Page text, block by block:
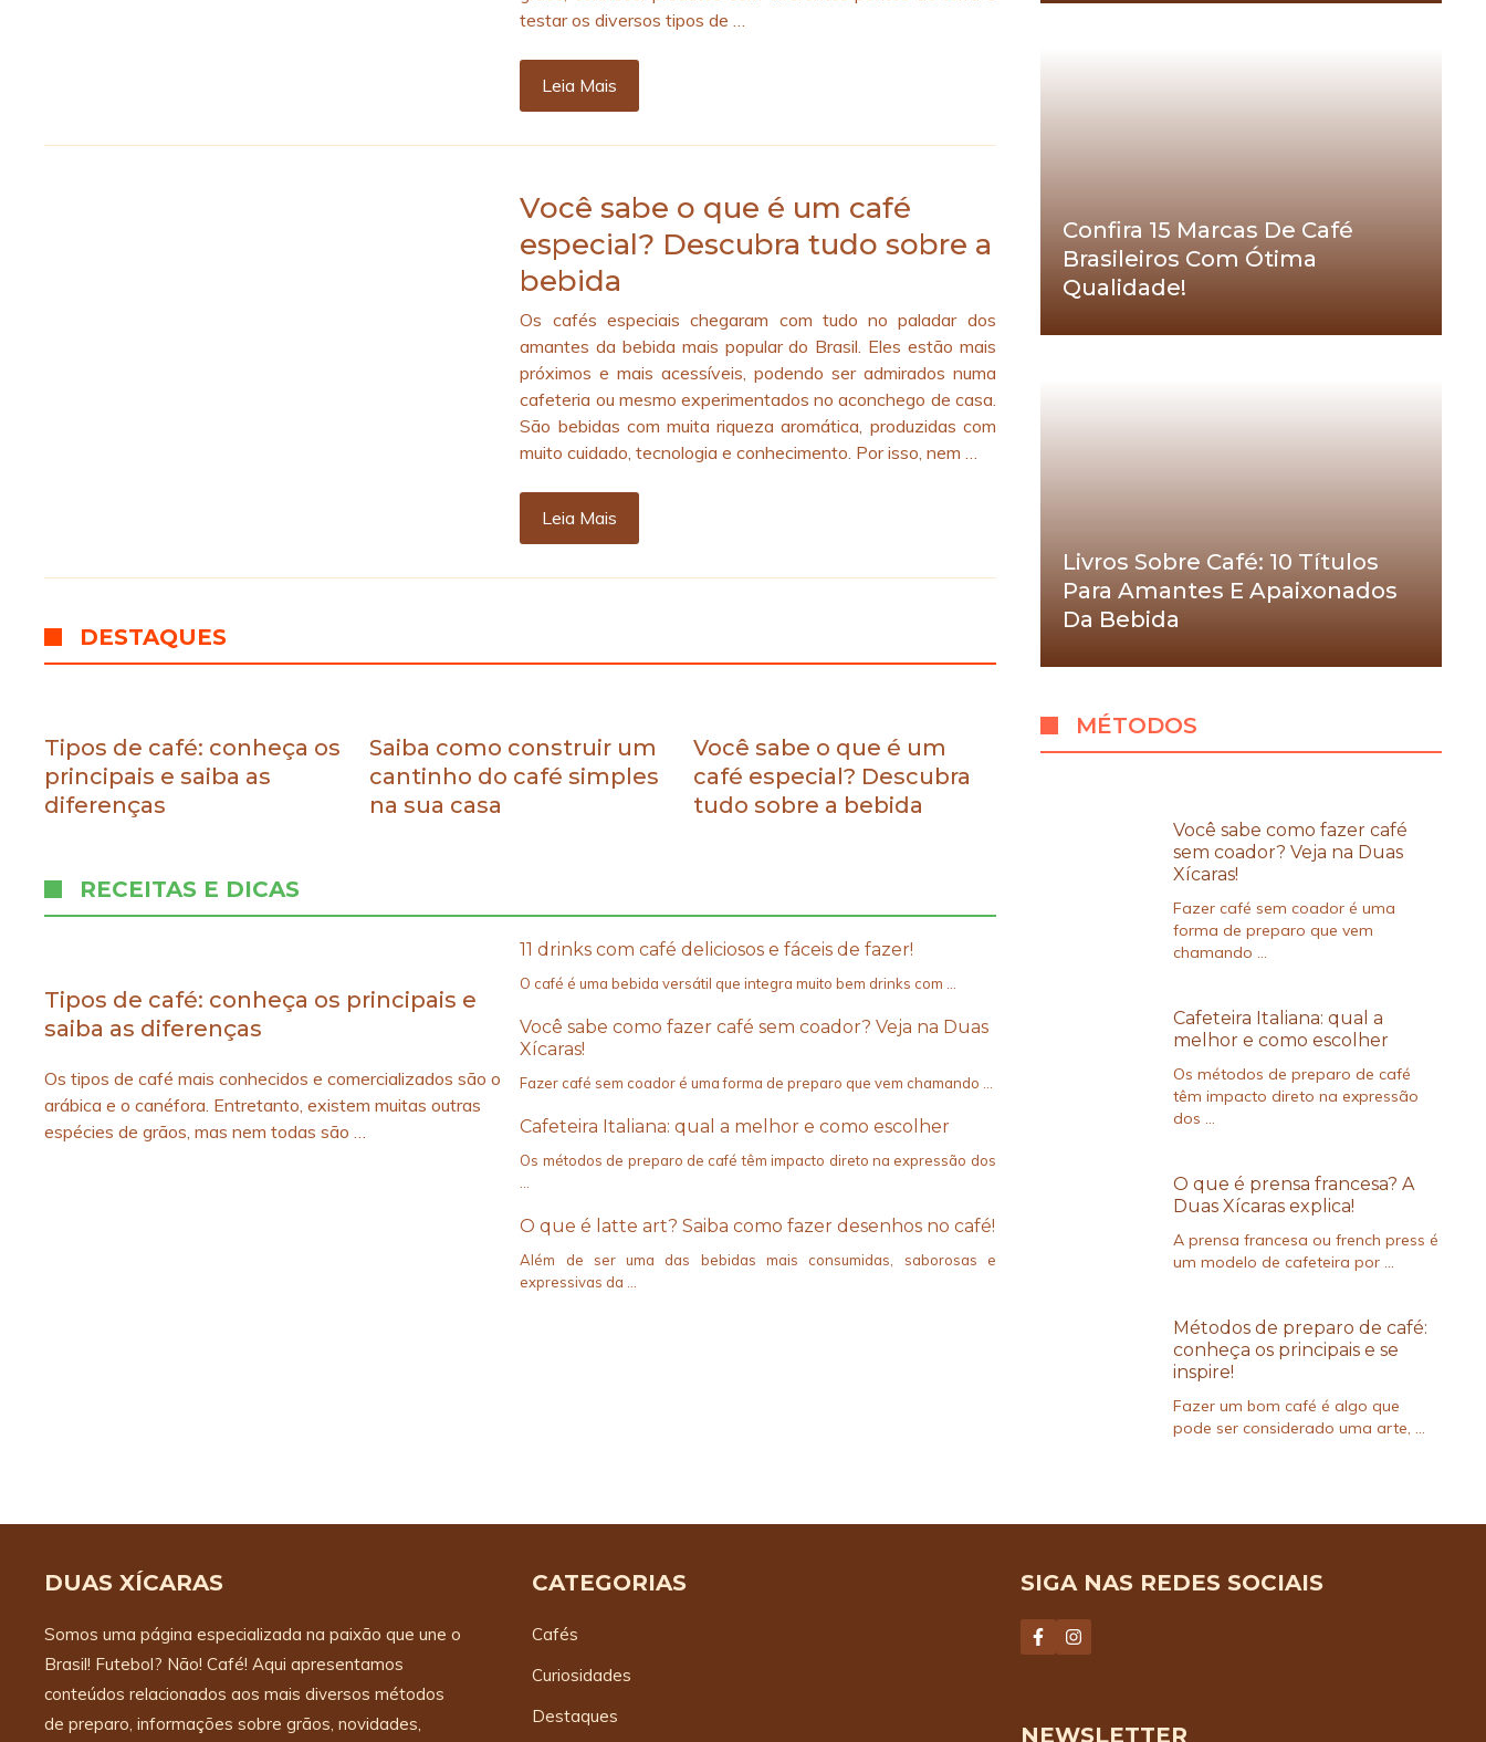
testar os diversos tipos de …
Leia Mais
Você sabe o que é um café
especial? Descubra tudo sobre a
bebida
Os cafés especiais chegaram com tudo no paladar dos
amantes da bebida mais popular do Brasil. Eles estão mais
próximos e mais acessíveis, podendo ser admirados numa
cafeteria ou mesmo experimentados no aconchego de casa.
São bebidas com muita riqueza aromática, produzidas com
muito cuidado, tecnologia e conhecimento. Por isso, nem …
Leia Mais
DESTAQUES
Tipos de café: conheça os
principais e saiba as
diferenças
Saiba como construir um
cantinho do café simples
na sua casa
Você sabe o que é um
café especial? Descubra
tudo sobre a bebida
RECEITAS E DICAS
Tipos de café: conheça os principais e
saiba as diferenças
Os tipos de café mais conhecidos e comercializados são o
arábica e o canéfora. Entretanto, existem muitas outras
espécies de grãos, mas nem todas são …
11 drinks com café deliciosos e fáceis de fazer!
O café é uma bebida versátil que integra muito bem drinks com …
Você sabe como fazer café sem coador? Veja na Duas
Xícaras!
Fazer café sem coador é uma forma de preparo que vem chamando …
Cafeteira Italiana: qual a melhor e como escolher
Os métodos de preparo de café têm impacto direto na expressão dos
O que é latte art? Saiba como fazer desenhos no café!
Além de ser uma das bebidas mais consumidas, saborosas e
expressivas da …
Confira 15 Marcas De Café
Brasileiros Com Ótima
Qualidade!
Livros Sobre Café: 10 Títulos
Para Amantes E Apaixonados
Da Bebida
MÉTODOS
Você sabe como fazer café
sem coador? Veja na Duas
Xícaras!
Fazer café sem coador é uma
forma de preparo que vem
chamando ...
Cafeteira Italiana: qual a
melhor e como escolher
Os métodos de preparo de café
têm impacto direto na expressão
dos ...
O que é prensa francesa? A
Duas Xícaras explica!
A prensa francesa ou french press é
um modelo de cafeteira por ...
Métodos de preparo de café:
conheça os principais e se
inspire!
Fazer um bom café é algo que
pode ser considerado uma arte, ...
DUAS XÍCARAS
Somos uma página especializada na paixão que une o
Brasil! Futebol? Não! Café! Aqui apresentamos
conteúdos relacionados aos mais diversos métodos
de preparo, informações sobre grãos, novidades,
CATEGORIAS
Cafés
Curiosidades
Destaques
SIGA NAS REDES SOCIAIS
NEWSLETTER